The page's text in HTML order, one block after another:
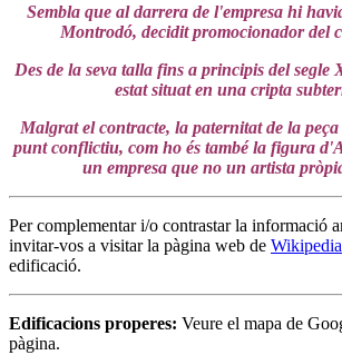
Sembla que al darrera de l'empresa hi
Montrodó, decidit promocionador del
Des de la seva talla fins a principis del segle
estat situat en una cripta
Malgrat el contracte, la paternitat de la
punt conflictiu, com ho és també la figura
un empresa que no un artista
Per complementar i/o contrastar la informació
invitar-vos a visitar la pàgina web de Wikipedia
edificació.
Edificacions properes: Veure el mapa de
pàgina.